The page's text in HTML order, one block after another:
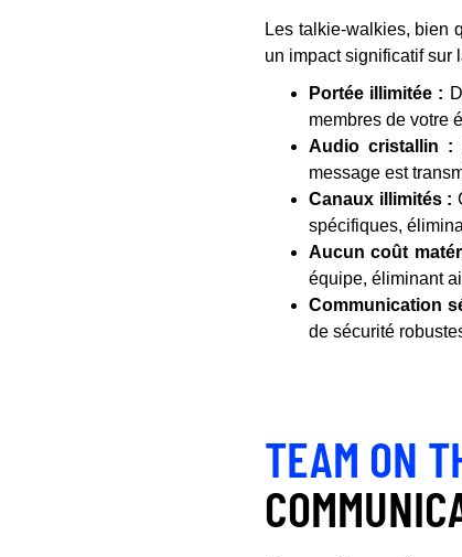
Les talkie-walkies, bien
un impact significatif sur
Portée illimitée :
membres de votre
Audio cristallin :
message est
Canaux illimités :
spécifiques,
Aucun coût
équipe, éliminant
Communication
de sécurité
TEAM ON